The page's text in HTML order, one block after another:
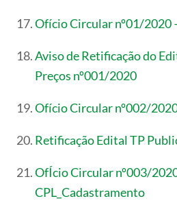
Ofício Circular nº01/2020
Aviso de Retificação do
Preços nº001/2020
Ofício Circular nº002/
Retificação Edital TP
OfÍcio Circular nº003/
CPL_Cadastramento